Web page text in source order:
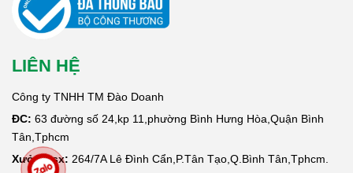
LIÊN HỆ
Công ty TNHH TM Đào Doanh
ĐC: 63 đường số 24,kp 11,phường Bình Hưng Hòa,Quận Bình
Tân,Tphcm
Xưởng sx: 264/7A Lê Đình Cẩn,P.Tân Tạo,Q.Bình Tân,Tphcm.